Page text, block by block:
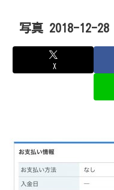
写真 2018-12-
X